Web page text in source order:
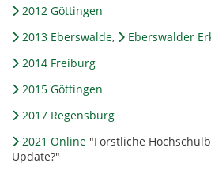
2012 Göttingen
2013 Eberswalde,
Eberswalder
2014 Freiburg
2015 Göttingen
2017 Regensburg
2021 Online "Forstliche
Update?"